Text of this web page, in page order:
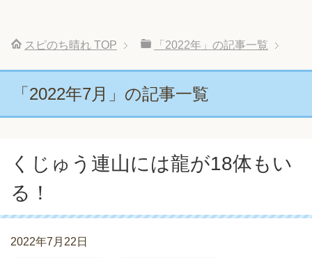
スピのち晴れ TOP 「2022年」の記事一覧
「2022年7月」の記事一覧
くじゅう連山には龍が18体もい
る！
2022年7月22日